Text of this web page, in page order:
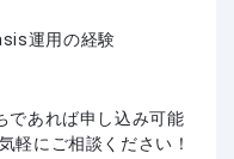
運用の経験
であれば申し込み可能
軽にご相談ください！